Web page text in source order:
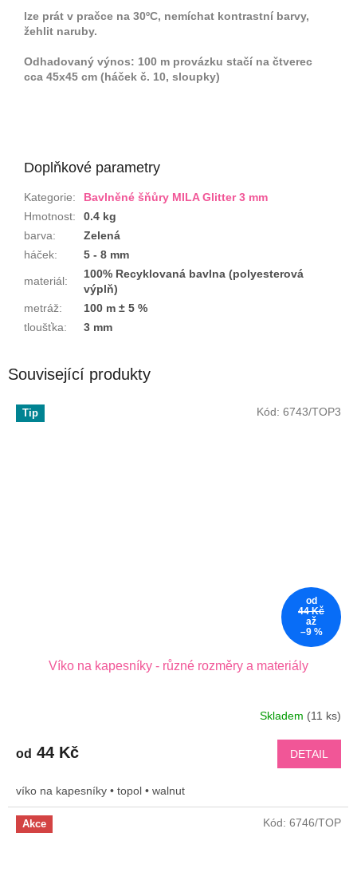
lze prát v pračce na 30ºC, nemíchat kontrastní barvy,
žehlit naruby.
Odhadovaný výnos: 100 m provázku stačí na čtverec
cca 45x45 cm (háček č. 10, sloupky)
Doplňkové parametry
Kategorie:
Bavlněné šňůry MILA Glitter 3 mm
Hmotnost:
0.4 kg
barva:
Zelená
háček: 5 - 8 mm
materiál:
100% Recyklovaná bavlna (polyesterová
výplň)
metráž:
100 m ± 5 %
tloušťka: 3 mm
Související produkty
Tip
od
44 Kč
až
–9 %
Víko na kapesníky - různé rozměry a materiály
Skladem (11 ks)
od 44 Kč DETAIL
víko na kapesníky • topol • walnut
Kód: 6743/TOP3
Akce Kód: 6746/TOP